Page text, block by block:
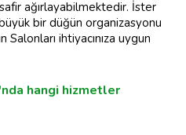
ağırlayabilmektedir. İster
bir düğün organizasyonu
ihtiyacınıza uygun
hangi hizmetler